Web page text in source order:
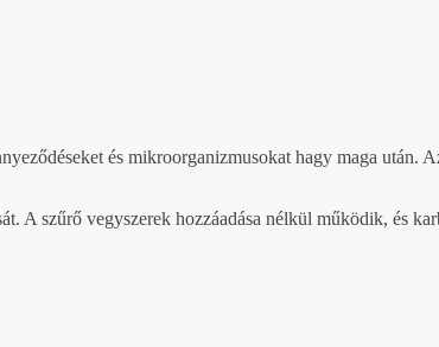
és mikroorganizmusokat hagy maga után.
A szűrő vegyszerek hozzáadása nélkül működik, és